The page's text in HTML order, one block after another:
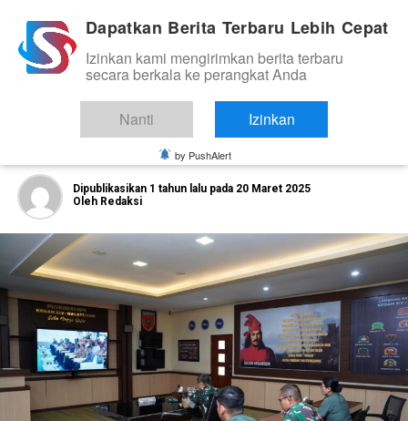
NASIONAL
Kasdam XIV/Hasanuddin Ikuti Puncak
Acara Rakornas Penanggulangan
Bencana 2025 Secara Virtual
Dipublikasikan 1 tahun lalu pada 20 Maret 2025
Oleh Redaksi
Dapatkan Berita Terbaru Lebih Cepat
Izinkan kami mengirimkan berita terbaru
secara berkala ke perangkat Anda
Nanti Izinkan
by PushAlert